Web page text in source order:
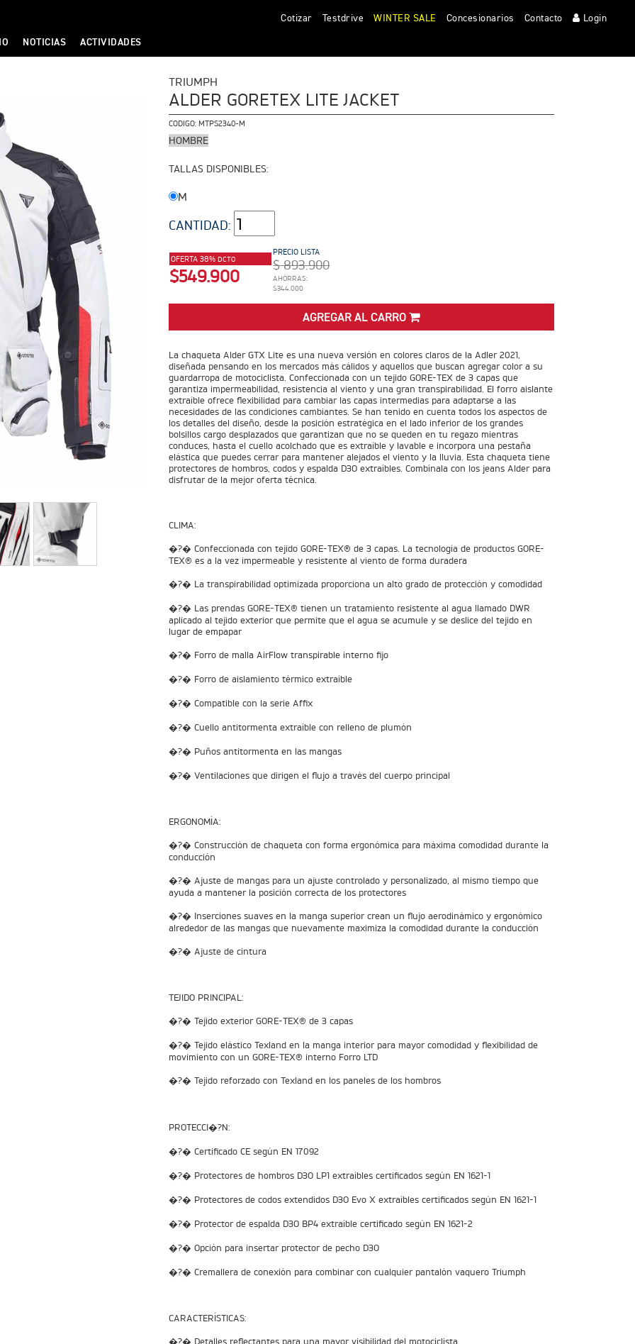
NOTICIAS ACTIVIDADES
Cotizar Testdrive WINTER SALE Concesionarios Contacto Login
TRIUMPH
ALDER GORETEX LITE JACKET
CODIGO:MTPS2340-M
HOMBRE
TALLAS DISPONIBLES:
M
CANTIDAD:
OFERTA 38%DCTO
$549.900
PRECIO LISTA
$ 893.900
AHORRAS:
$344.000
AGREGAR AL CARRO
La chaqueta Alder GTX Lite es una nueva versión en colores claros de la Adler 2021,
diseñada pensando en los mercados más cálidos y aquellos que buscan agregar color a su
guardarropa de motociclista. Confeccionada con un tejido GORE-TEX de 3 capas que
garantiza impermeabilidad, resistencia al viento y una gran transpirabilidad. El forro aislante
extraíble ofrece flexibilidad para cambiar las capas intermedias para adaptarse a las
necesidades de las condiciones cambiantes. Se han tenido en cuenta todos los aspectos de
los detalles del diseño, desde la posición estratégica en el lado inferior de los grandes
bolsillos cargo desplazados que garantizan que no se queden en tu regazo mientras
conduces, hasta el cuello acolchado que es extraíble y lavable e incorpora una pestaña
elástica que puedes cerrar para mantener alejados el viento y la lluvia. Esta chaqueta tiene
protectores de hombros, codos y espalda D3O extraíbles. Combínala con los jeans Alder para
disfrutar de la mejor oferta técnica.
CLIMA:
�?� Confeccionada con tejido GORE-TEX® de 3 capas. La tecnología de productos GORE-
TEX® es a la vez impermeable y resistente al viento de forma duradera
�?� La transpirabilidad optimizada proporciona un alto grado de protección y comodidad
�?� Las prendas GORE-TEX® tienen un tratamiento resistente al agua llamado DWR
aplicado al tejido exterior que permite que el agua se acumule y se deslice del tejido en
lugar de empapar
�?� Forro de malla AirFlow transpirable interno fijo
�?� Forro de aislamiento térmico extraíble
�?� Compatible con la serie Affix
�?� Cuello antitormenta extraíble con relleno de plumón
�?� Puños antitormenta en las mangas
�?� Ventilaciones que dirigen el flujo a través del cuerpo principal
ERGONOMÍA:
�?� Construcción de chaqueta con forma ergonómica para máxima comodidad durante la
conducción
�?� Ajuste de mangas para un ajuste controlado y personalizado, al mismo tiempo que
ayuda a mantener la posición correcta de los protectores
�?� Inserciones suaves en la manga superior crean un flujo aerodinámico y ergonómico
alrededor de las mangas que nuevamente maximiza la comodidad durante la conducción
�?� Ajuste de cintura
TEJIDO PRINCIPAL:
�?� Tejido exterior GORE-TEX® de 3 capas
�?� Tejido elástico Texland en la manga interior para mayor comodidad y flexibilidad de
movimiento con un GORE-TEX® interno Forro LTD
�?� Tejido reforzado con Texland en los paneles de los hombros
PROTECCI�?N:
�?� Certificado CE según EN 17092
�?� Protectores de hombros D3O LP1 extraíbles certificados según EN 1621-1
�?� Protectores de codos extendidos D3O Evo X extraíbles certificados según EN 1621-1
�?� Protector de espalda D3O BP4 extraíble certificado según EN 1621-2
�?� Opción para insertar protector de pecho D3O
�?� Cremallera de conexión para combinar con cualquier pantalón vaquero Triumph
CARACTERÍSTICAS:
�?� Detalles reflectantes para una mayor visibilidad del motociclista